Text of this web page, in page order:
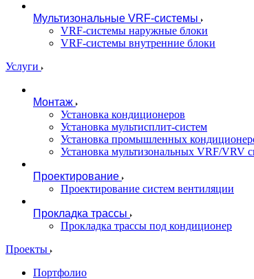
Мультизональные VRF-системы
VRF-системы наружные блоки
VRF-системы внутренние блоки
Услуги
Монтаж
Установка кондиционеров
Установка мультисплит-систем
Установка промышленных
Установка мультизональных VRF/VRV
Проектирование
Проектирование систем вентиляции
Прокладка трассы
Прокладка трассы под кондиционер
Проекты
Портфолио